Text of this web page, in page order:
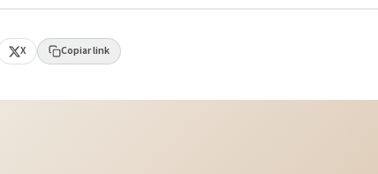
X Copiar link